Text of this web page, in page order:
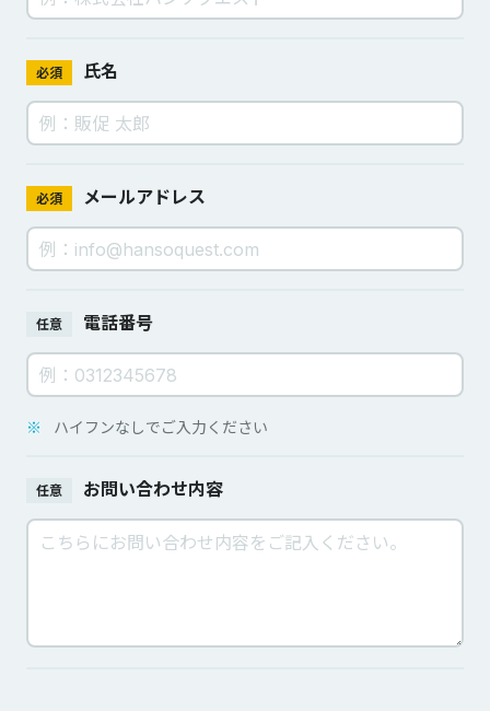
必須 氏名
必須 メールアドレス
任意 電話番号
※ ハイフンなしでご入力ください
任意 お問い合わせ内容